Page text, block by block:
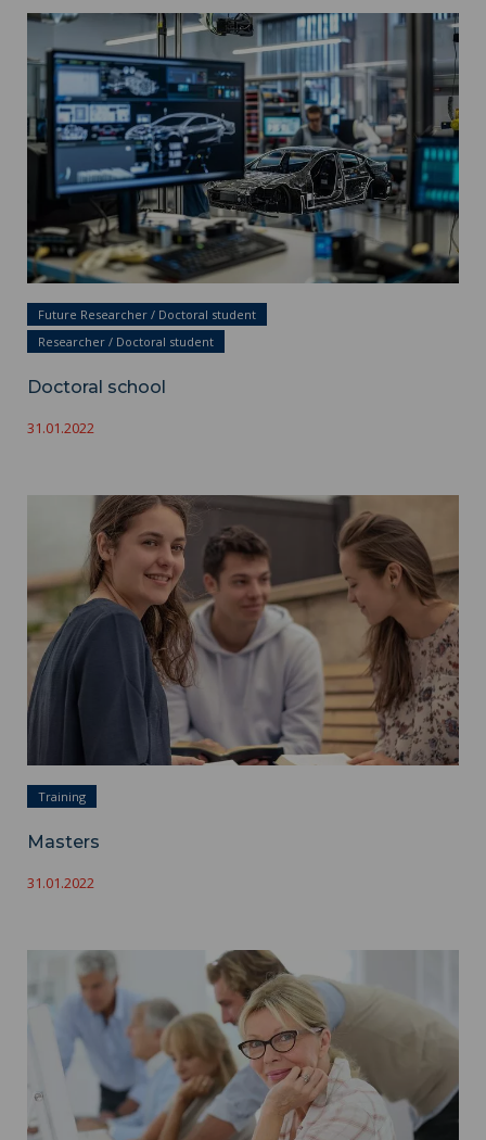
Doctoral school ">
Future Researcher / Doctoral student
Researcher / Doctoral student
Doctoral school
31.01.2022
Masters ">
Training
Masters
31.01.2022
Lifelong Learning ">